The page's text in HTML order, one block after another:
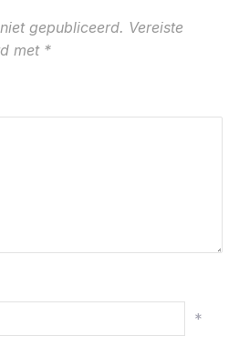
gepubliceerd. Vereiste
met *
*